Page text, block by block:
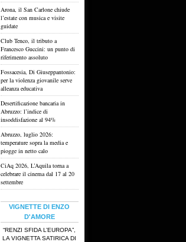
Arona, il San Carlone chiude
l’estate con musica e visite
guidate
Club Tenco, il tributo a
Francesco Guccini: un punto di
riferimento assoluto
Fossacesia, Di Giuseppantonio:
per la violenza giovanile serve
alleanza educativa
Desertificazione bancaria in
Abruzzo: l’indice di
insoddisfazione al 94%
Abruzzo, luglio 2026:
temperature sopra la media e
piogge in netto calo
CiAq 2026, L’Aquila torna a
celebrare il cinema dal 17 al 20
settembre
VIGNETTE DI ENZO
D'AMORE
“RENZI SFIDA L’EUROPA”,
LA VIGNETTA SATIRICA DI